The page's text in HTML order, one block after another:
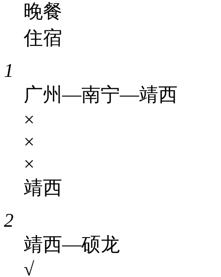
晚餐
住宿
1
广州—南宁—靖西
×
×
×
靖西
2
靖西—硕龙
√